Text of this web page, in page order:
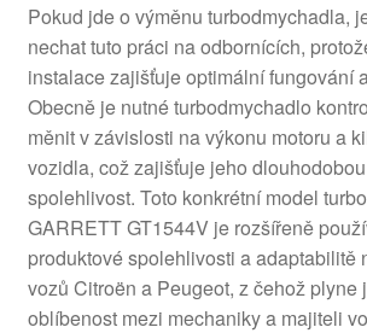
Pokud jde o výměnu turbodmychadla,
nechat tuto práci na odbornících,
instalace zajišťuje optimální fungování
Obecně je nutné turbodmychadlo
měnit v závislosti na výkonu motoru a
vozidla, což zajišťuje jeho
spolehlivost. Toto konkrétní model
GARRETT GT1544V je rozšířeně
produktové spolehlivosti a adaptabilitě
vozů Citroën a Peugeot, z čehož plyne
oblíbenost mezi mechaniky a majiteli